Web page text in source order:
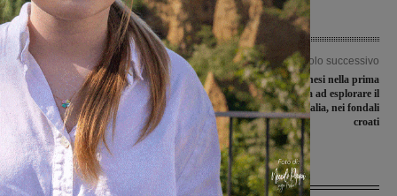
Articolo precedente
Weekend di feste, spettacoli e tanta
solidarietà: ecco gli eventi in agenda in
Valdarno
Articolo successivo
Due sub valdarnesi nella prima
spedizione italiana ad esplorare il
relitto della Re d’Italia, nei fondali
croati
Ultime Notizie